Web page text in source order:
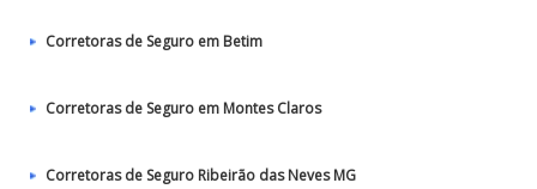
Corretoras de Seguro em Betim
Corretoras de Seguro em Montes Claros
Corretoras de Seguro Ribeirão das Neves MG